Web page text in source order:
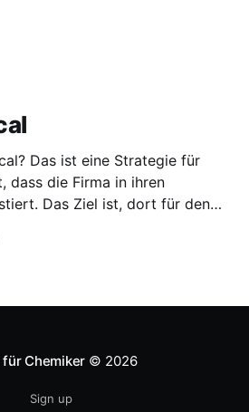
für
dass die Firma in ihren
Das Ziel ist, dort für den
ist von Toyota bekannt,
Chemiker © 2026
Sign up